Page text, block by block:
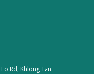
Rd, Khlong Tan